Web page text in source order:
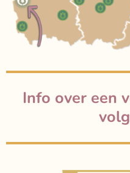
Info over een